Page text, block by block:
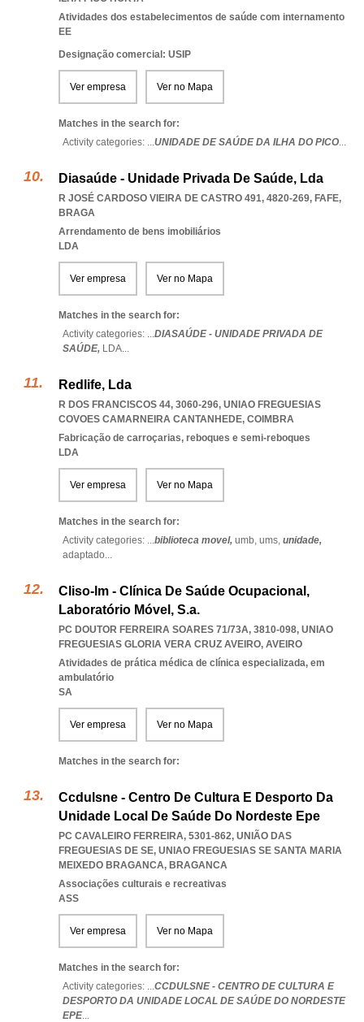
Atividades dos estabelecimentos de saúde com internamento
EE
Designação comercial: USIP
Ver empresa Ver no Mapa
Matches in the search for:
Activity categories: ...UNIDADE DE SAÚDE DA ILHA DO PICO...
Diasaúde - Unidade Privada De Saúde, Lda
R JOSÉ CARDOSO VIEIRA DE CASTRO 491, 4820-269, FAFE,
BRAGA
Arrendamento de bens imobiliários
LDA
Ver empresa Ver no Mapa
Matches in the search for:
Activity categories: ...DIASAÚDE - UNIDADE PRIVADA DE
SAÚDE, LDA...
Redlife, Lda
R DOS FRANCISCOS 44, 3060-296, UNIAO FREGUESIAS
COVOES CAMARNEIRA CANTANHEDE, COIMBRA
Fabricação de carroçarias, reboques e semi-reboques
LDA
Ver empresa Ver no Mapa
Matches in the search for:
Activity categories: ...biblioteca movel, umb, ums, unidade,
adaptado...
Cliso-lm - Clínica De Saúde Ocupacional,
Laboratório Móvel, S.a.
PC DOUTOR FERREIRA SOARES 71/73A, 3810-098, UNIAO
FREGUESIAS GLORIA VERA CRUZ AVEIRO, AVEIRO
Atividades de prática médica de clínica especializada, em
ambulatório
SA
Ver empresa Ver no Mapa
Matches in the search for:
Ccdulsne - Centro De Cultura E Desporto Da
Unidade Local De Saúde Do Nordeste Epe
PC CAVALEIRO FERREIRA, 5301-862, UNIÃO DAS
FREGUESIAS DE SE, UNIAO FREGUESIAS SE SANTA MARIA
MEIXEDO BRAGANCA, BRAGANCA
Associações culturais e recreativas
ASS
Ver empresa Ver no Mapa
Matches in the search for:
Activity categories: ...CCDULSNE - CENTRO DE CULTURA E
DESPORTO DA UNIDADE LOCAL DE SAÚDE DO NORDESTE
EPE...